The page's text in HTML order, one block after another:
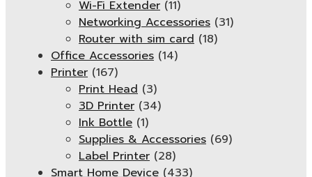
Wi-Fi Extender (11)
Networking Accessories (31)
Router with sim card (18)
Office Accessories (14)
Printer (167)
Print Head (3)
3D Printer (34)
Ink Bottle (1)
Supplies & Accessories (69)
Label Printer (28)
Smart Home Device (433)